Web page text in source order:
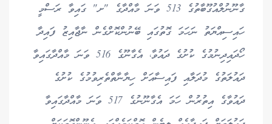
ގާނޫނުލްއުގޫބާތުގެ 513 ވަނަ މާއްދާގެ "ށ" ގައިވާ ރަސްމީ
ހައިސިއްޔަތު ނަހަމަ ގޮތުގައި ބޭނުންކޮށްގެން ނާޖާއިޒު ފައިދާ
ހޯދައިދިނުމުގެ ކުށުގެ ދައުވާ، އެގާނޫގެ 516 ވަނަ މާއްދާގައިވާ
ދައުލަތުގެ މުދަލާއި ފައިސާއަށް ހިޔާނާތްތެރިވުމުގެ ކުށުގެ
ދައުވާގެ އިތުރުން ހަމަ އެގާނޫނުގެ 517 ވަނަ މާއްދާގައިވާ